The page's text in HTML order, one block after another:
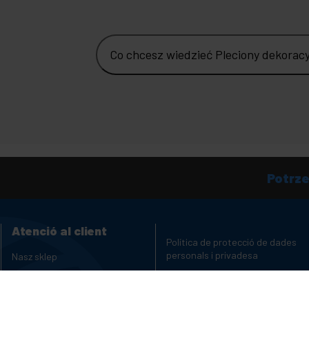
Co chcesz wiedzieć Pleciony
Atenció al client
Nasz sklep
Política de protecció de dades
personals i privadesa